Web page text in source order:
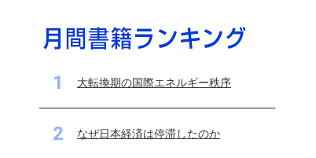
1 大転換期の国際エネルギー秩序
2 なぜ日本経済は停滞したのか